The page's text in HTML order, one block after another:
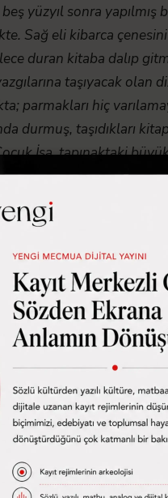
yüzyıl sonra
Sağ eli kibarca
duran kitaba dalıp
taşıyacak
parmakları hiç
durmuş, taşıdıkları
İsa, tapınaktaki
fikirlerine nafile destek
için kökleşme
hep. Bu da bize
işi konuşmaya
çıkmak için illa
tekrarı olmak
Onları devirmeliyiz
en çok. Yengi, aynı
Hem, öyle bir ekrana
balon şişiriyor? Musa,
blöf. Konuyu, Bilal’e